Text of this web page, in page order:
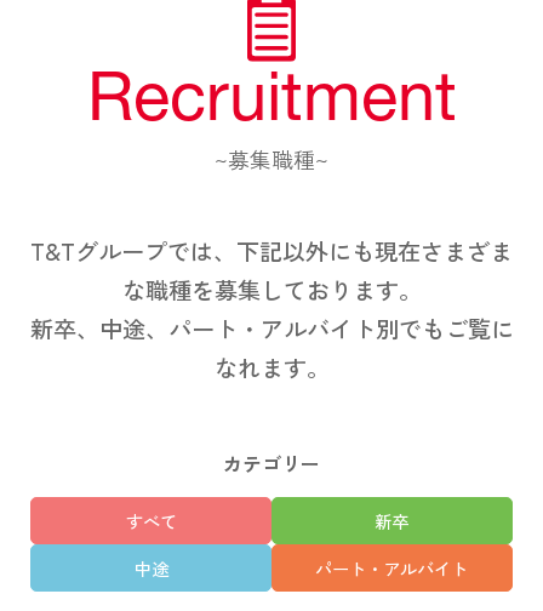
Recruitment
~募集職種~
T&Tグループでは、下記以外にも現在さまざま
な職種を募集しております。
新卒、中途、パート・アルバイト別でもご覧に
なれます。
カテゴリー
すべて
新卒
中途
パート・アルバイト